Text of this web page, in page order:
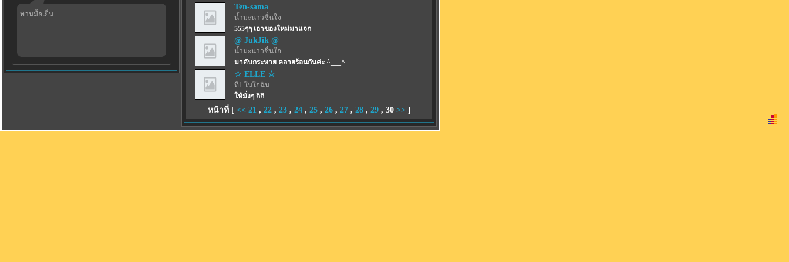
ทานมื้อเย็น- -
Ten-sama
น้ำมะนาวชื่นใจ
555ๆๆ เอาของใหม่มาแจก
@ JukJik @
น้ำมะนาวชื่นใจ
มาดับกระหาย คลายร้อนกันค่ะ ^___^
☆ ELLE ☆
ที่1 ในใจฉัน
ให้มั่งๆ กิกิ
หน้าที่ [ << 21 , 22, 23, 24, 25, 26, 27, 28, 29, 30 >> ]